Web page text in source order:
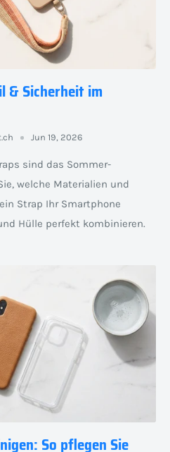
& Sicherheit im
Jun 19, 2026
sind das Sommer-
welche Materialien und
Strap Ihr Smartphone
Hülle perfekt kombinieren.
So pflegen Sie